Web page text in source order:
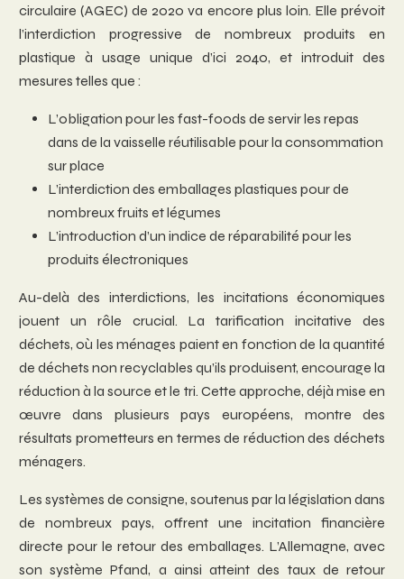
circulaire (AGEC) de 2020 va encore plus loin. Elle prévoit
l’interdiction progressive de nombreux produits en
plastique à usage unique d’ici 2040, et introduit des
mesures telles que :
L’obligation pour les fast-foods de servir les repas
dans de la vaisselle réutilisable pour la consommation
sur place
L’interdiction des emballages plastiques pour de
nombreux fruits et légumes
L’introduction d’un indice de réparabilité pour les
produits électroniques
Au-delà des interdictions, les incitations économiques
jouent un rôle crucial. La tarification incitative des
déchets, où les ménages paient en fonction de la quantité
de déchets non recyclables qu’ils produisent, encourage la
réduction à la source et le tri. Cette approche, déjà mise en
œuvre dans plusieurs pays européens, montre des
résultats prometteurs en termes de réduction des déchets
ménagers.
Les systèmes de consigne, soutenus par la législation dans
de nombreux pays, offrent une incitation financière
directe pour le retour des emballages. L’Allemagne, avec
son système Pfand, a ainsi atteint des taux de retour